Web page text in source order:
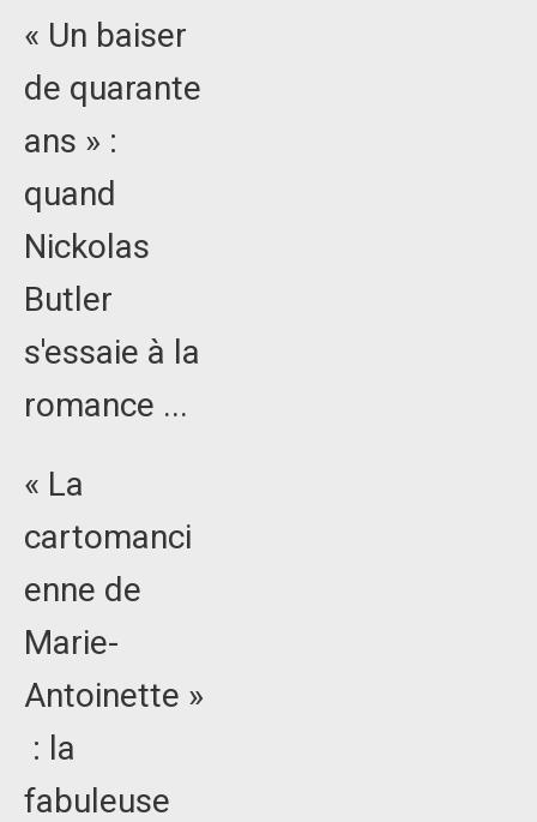
« Un baiser
de quarante
ans » :
quand
Nickolas
Butler
s'essaie à la
romance ...
« La
cartomanci
enne de
Marie-
Antoinette »
: la
fabuleuse